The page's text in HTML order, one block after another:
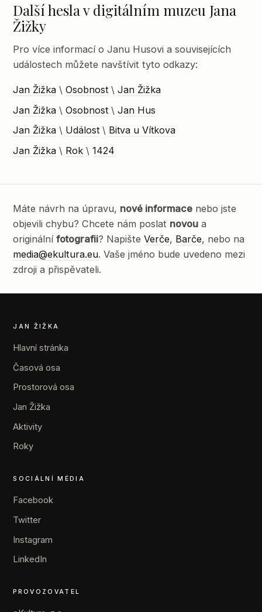
Další hesla v digitálním muzeu Jana
Žižky
Pro více informací o Janu Husovi a souvisejících
událostech můžete navštívit tyto odkazy:
Jan Žižka \Osobnost \Jan Žižka
Jan Žižka \Osobnost \Jan Hus
Jan Žižka \ Událost \ Bitva u Vítkova
Jan Žižka \ Rok \1424
Máte návrh na úpravu, nové informace nebo jste
objevili chybu? Chcete nám poslat novou a
originálnífotografii? NapišteVerče, Barče, nebo na
media@ekultura.eu. Vaše jméno bude uvedeno mezi
zdroji a přispěvateli.
JAN ŽIŽKA
Hlavní stránka
Časová osa
Prostorová osa
Jan Žižka
Aktivity
Roky
SOCIÁLNÍ MÉDIA
Facebook
Twitter
Instagram
LinkedIn
PROVOZOVATEL